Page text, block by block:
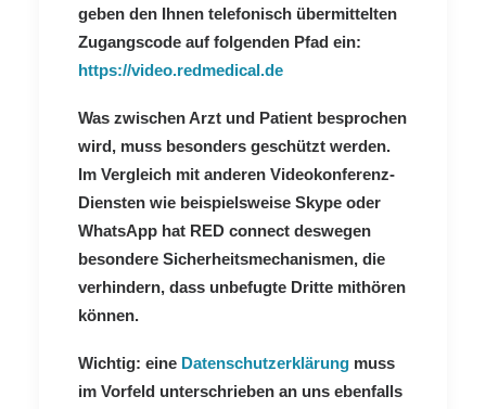
geben den Ihnen telefonisch übermittelten
Zugangscode auf folgenden Pfad ein:
https://video.redmedical.de
Was zwischen Arzt und Patient besprochen
wird, muss besonders geschützt werden.
Im Vergleich mit anderen Videokonferenz-
Diensten wie beispielsweise Skype oder
WhatsApp hat RED connect deswegen
besondere Sicherheitsmechanismen, die
verhindern, dass unbefugte Dritte mithören
können.
Wichtig: eine Datenschutzerklärung muss
im Vorfeld unterschrieben an uns ebenfalls